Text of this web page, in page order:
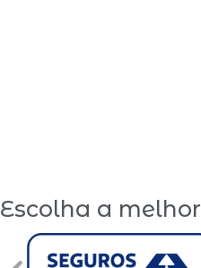
Escolha a